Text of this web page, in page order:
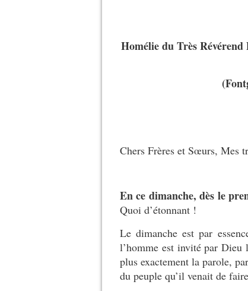
Homélie du Très
Chers Frères et Sœurs, Mes
En ce dimanche, dès le
Quoi d’étonnant !
Le dimanche est par
l’homme est invité par Dieu
plus exactement la parole,
du peuple qu’il venait de